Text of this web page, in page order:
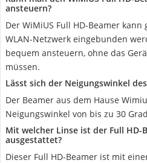
ansteuern?
Der WiMiUS Full HD-Beamer
WLAN-Netzwerk eingebunden
bequem ansteuern, ohne das
müssen.
Lässt sich der Neigungswinkel
Der Beamer aus dem Hause
Neigungswinkel von bis zu 30
Mit welcher Linse ist der Full HD-
ausgestattet?
Dieser Full HD-Beamer ist mit